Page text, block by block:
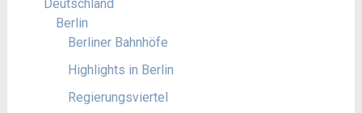
Deutschland
Berlin
Berliner Bahnhöfe
Highlights in Berlin
Regierungsviertel